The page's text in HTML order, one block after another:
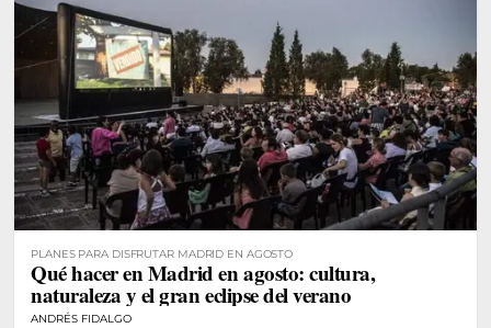
PLANES PARA DISFRUTAR MADRID EN AGOSTO
Qué hacer en Madrid en agosto: cultura,
naturaleza y el gran eclipse del verano
ANDRÉS FIDALGO